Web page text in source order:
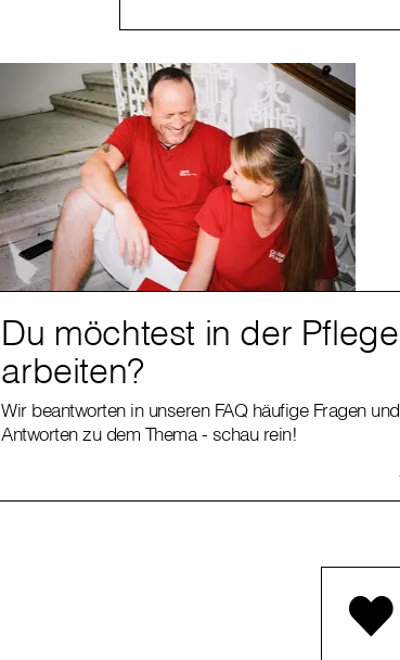
Du möchtest in der Pflege
arbeiten?
Wir beantworten in unseren FAQ häufige Fragen und
Antworten zu dem Thema - schau rein!